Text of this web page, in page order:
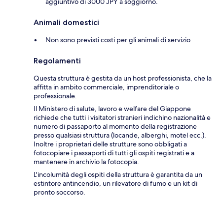
Animali domestici
Non sono previsti costi per gli animali di servizio
Regolamenti
Questa struttura è gestita da un host professionista, che la
affitta in ambito commerciale, imprenditoriale o
professionale.
Il Ministero di salute, lavoro e welfare del Giappone
richiede che tutti i visitatori stranieri indichino nazionalità e
numero di passaporto al momento della registrazione
presso qualsiasi struttura (locande, alberghi, motel ecc.).
Inoltre i proprietari delle strutture sono obbligati a
fotocopiare i passaporti di tutti gli ospiti registrati e a
mantenere in archivio la fotocopia.
L'incolumità degli ospiti della struttura è garantita da un
estintore antincendio, un rilevatore di fumo e un kit di
pronto soccorso.